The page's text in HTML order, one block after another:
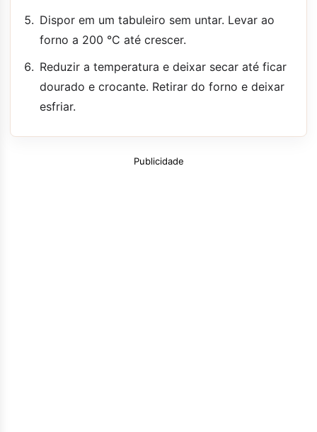
Dispor em um tabuleiro sem untar. Levar ao
forno a 200 °C até crescer.
Reduzir a temperatura e deixar secar até ficar
dourado e crocante. Retirar do forno e deixar
esfriar.
Publicidade